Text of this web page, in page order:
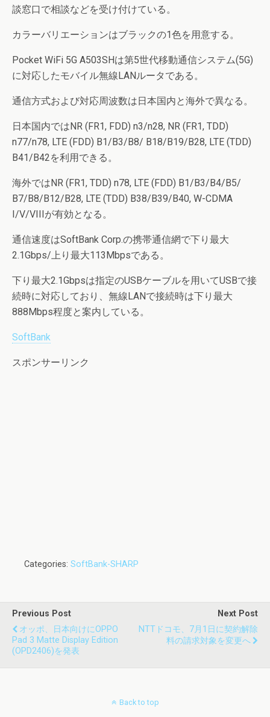
談窓口で相談などを受け付けている。
カラーバリエーションはブラックの1色を用意する。
Pocket WiFi 5G A503SHは第5世代移動通信システム(5G)
に対応したモバイル無線LANルータである。
通信方式および対応周波数は日本国内と海外で異なる。
日本国内ではNR (FR1, FDD) n3/n28, NR (FR1, TDD)
n77/n78, LTE (FDD) B1/B3/B8/ B18/B19/B28, LTE (TDD)
B41/B42を利用できる。
海外ではNR (FR1, TDD) n78, LTE (FDD) B1/B3/B4/B5/
B7/B8/B12/B28, LTE (TDD) B38/B39/B40, W-CDMA
I/V/VIIIが有効となる。
通信速度はSoftBank Corp.の携帯通信網で下り最大
2.1Gbps/上り最大113Mbpsである。
下り最大2.1Gbpsは指定のUSBケーブルを用いてUSBで接
続時に対応しており、無線LANで接続時は下り最大
888Mbps程度と案内している。
SoftBank
スポンサーリンク
Categories: SoftBank-SHARP
Previous Post
オッポ、日本向けにOPPO
Pad 3 Matte Display Edition
(OPD2406)を発表
Next Post
NTTドコモ、7月1日に契約解除
料の請求対象を変更へ
Back to top